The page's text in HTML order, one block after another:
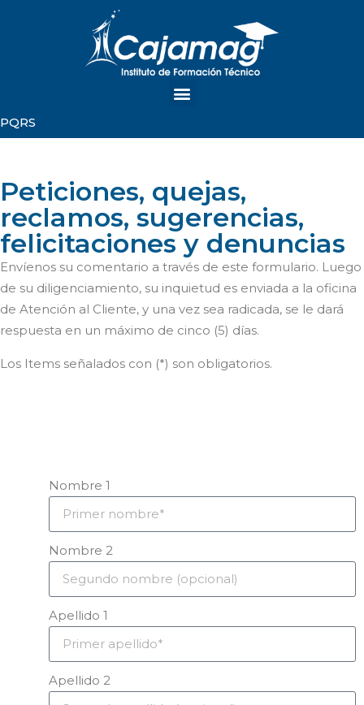
PQRS
Peticiones, quejas,
reclamos, sugerencias,
felicitaciones y denuncias
Envíenos su comentario a través de este formulario. Luego
de su diligenciamiento, su inquietud es enviada a la oficina
de Atención al Cliente, y una vez sea radicada, se le dará
respuesta en un máximo de cinco (5) días.
Los Items señalados con (*) son obligatorios.
Nombre 1
Nombre 2
Apellido 1
Apellido 2